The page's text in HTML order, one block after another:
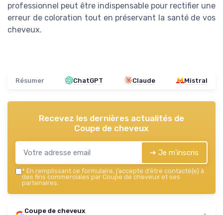
professionnel peut être indispensable pour rectifier une
erreur de coloration tout en préservant la santé de vos
cheveux.
Résumer ChatGPT Claude Mistral
Recevez les dernières actualités de
Coupe de cheveux
➔ Je m'inscris
* En remplissant ce formulaire, j’accepte d’être contacté(e) à
des fins commerciales par Coupe de cheveux et ses
partenaires.
Coupe de cheveux